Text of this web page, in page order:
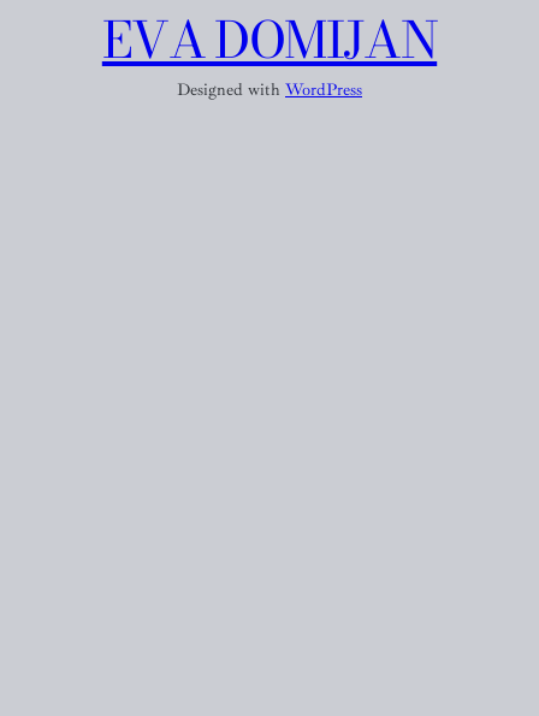
EVA DOMIJAN
Designed with WordPress